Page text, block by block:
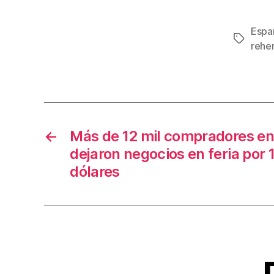
c
e
o
Etiquetas
←
Más de 12 mil compradores
dejaron negocios en feria por
dólares